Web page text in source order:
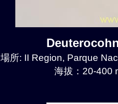
場所: II Region, Parque
海拔：20-400